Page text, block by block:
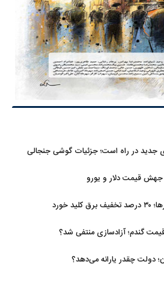
فناوری جدید در راه است؛ جزئیات گوشی جنجالی
جهش قیمت دلار و یورو
خورد
گندم؛ آزادسازی منتفی شد؟